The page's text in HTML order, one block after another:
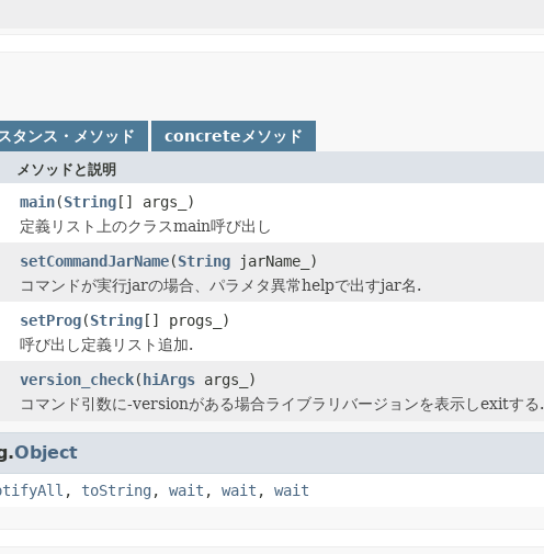
タンス・メソッド concreteメソッド
メソッドと説明
main(String[] args_)
定義リスト上のクラスmain呼び出し
setCommandJarName(String jarName_)
コマンドが実行jarの場合、パラメタ異常helpで出すjar名.
setProg(String[] progs_)
呼び出し定義リスト追加.
version_check(hiArgs args_)
コマンド引数に-versionがある場合ライブラリバージョンを表示しexitする.
Object
, toString , wait , wait , wait